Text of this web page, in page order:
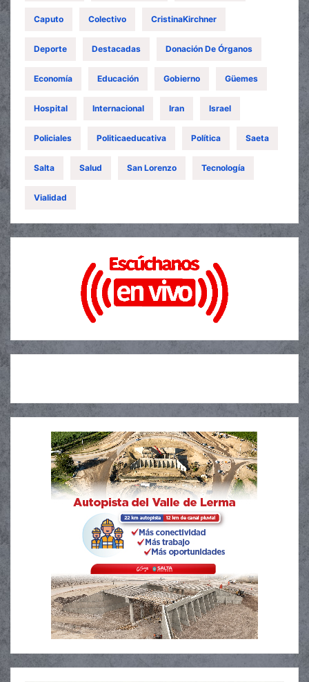
Caputo Colectivo CristinaKirchner
Deporte Destacadas Donación De Órganos
Economía Educación Gobierno Güemes
Hospital Internacional Iran Israel
Policiales Politicaeducativa Política Saeta
Salta Salud San Lorenzo Tecnología
Vialidad